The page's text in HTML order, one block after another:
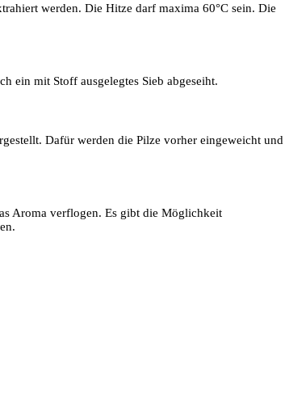
werden. Die Hitze darf maxima 60°C sein. Die
ein mit Stoff ausgelegtes Sieb abgeseiht.
Dafür werden die Pilze vorher eingeweicht und
Aroma verflogen. Es gibt die Möglichkeit